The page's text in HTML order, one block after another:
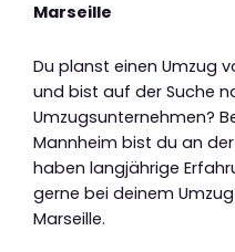
Marseille
Du planst einen Umzug
und bist auf der Suche
Umzugsunternehmen?
Mannheim bist du an
haben langjährige
gerne bei deinem
Marseille.